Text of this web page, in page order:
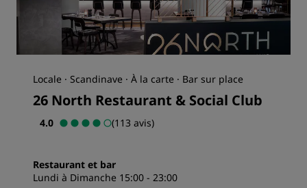
Locale · Scandinave · À la carte · Bar sur place
26 North Restaurant & Social Club
4.0 (113 avis)
Restaurant et bar
Lundi à Dimanche 15:00 - 23:00